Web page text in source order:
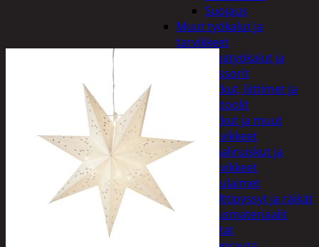
Suojaus
Muut työkalut ja
tarvikkeet
Paineilmatyökalut ja
kompressorit
Letkut, liittimet ja
pistoolit
Letkut ja muut
tarvikkeet
Maaliruiskut ja
tarvikkeet
Naulaimet
Pulttipyssyt ja räikät
Rakennusmateriaalit
Listat